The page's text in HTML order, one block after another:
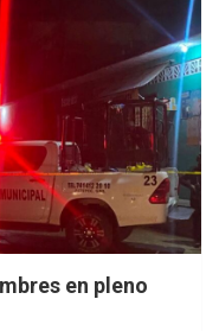
en pleno